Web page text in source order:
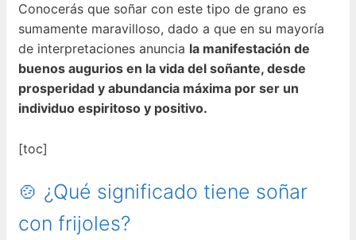
Conocerás que soñar con este tipo de grano es
sumamente maravilloso, dado a que en su mayoría
de interpretaciones anuncia la manifestación de
buenos augurios en la vida del soñante, desde
prosperidad y abundancia máxima por ser un
individuo espiritoso y positivo.
[toc]
🍲 ¿Qué significado tiene soñar
con frijoles?